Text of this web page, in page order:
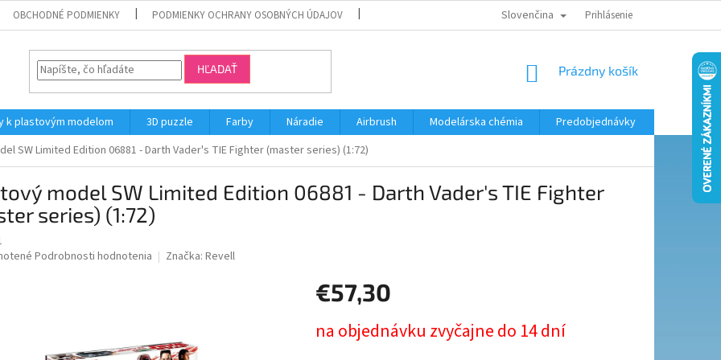
OBCHODNÉ PODMIENKY PODMIENKY OCHRANY OSOBNÝCH ÚDAJOV MODELÁRSKY KRÚŽOK
Slovenčina Prihlásenie
HĽADAŤ
NÁKUPNÝ
Prázdny košík
k plastovým modelom 3D puzzle Farby Náradie Airbrush Modelárska chémia
Predobjednávky
SW Limited Edition 06881 - Darth Vader's TIE Fighter (master series) (1:72)
model SW Limited Edition 06881 - Darth Vader's TIE Fighter
series) (1:72)
Podrobnosti hodnotenia Značka: Revell
€57,30
cena:
na objednávku zvyčajne do 14 dní